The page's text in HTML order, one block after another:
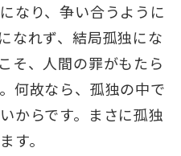
なり、争い合うように
なれず、結局孤独にな
そ、人間の罪がもたら
何故なら、孤独の中で
からです。まさに孤独
す。